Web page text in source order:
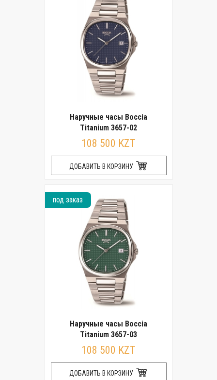
Наручные часы Boccia
Titanium 3657-02
108 500 KZT
ДОБАВИТЬ В КОРЗИНУ
под заказ
Наручные часы Boccia
Titanium 3657-03
108 500 KZT
ДОБАВИТЬ В КОРЗИНУ